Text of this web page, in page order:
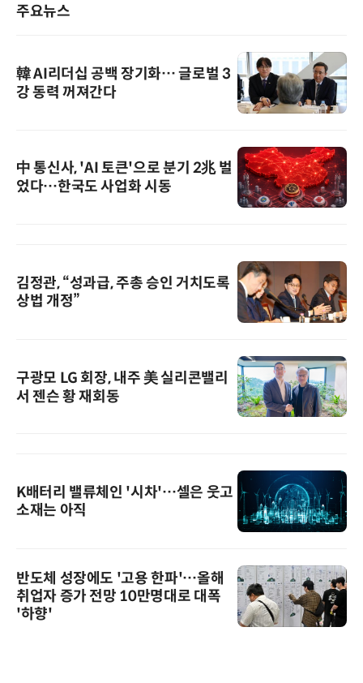
주요뉴스
韓 AI리더십 공백 장기화… 글로벌 3
강 동력 꺼져간다
中 통신사, 'AI 토큰'으로 분기 2兆 벌
었다…한국도 사업화 시동
김정관, “성과급, 주총 승인 거치도록
상법 개정”
구광모 LG 회장, 내주 美 실리콘밸리
서 젠슨 황 재회동
K배터리 밸류체인 '시차'…셀은 웃고
소재는 아직
반도체 성장에도 '고용 한파'…올해
취업자 증가 전망 10만명대로 대폭
'하향'